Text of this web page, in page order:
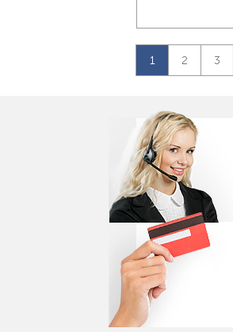
1 2 3